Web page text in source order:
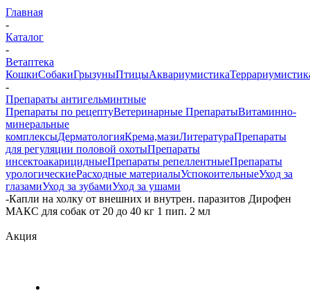
Главная
-
Каталог
-
Ветаптека
КошкиСобакиГрызуныПтицыАквариумистика
-
Препараты антигельминтные
Препараты по рецептуВетеринарные ПрепаратыВитаминно-
минеральные
комплексыДерматологияКрема,мазиЛитератураПрепараты
для регуляции половой охотыПрепараты
инсектоакарицидныеПрепараты репеллентныеПрепараты
урологическиеРасходные материалыУспокоительныеУход за
глазамиУход за зубамиУход за ушами
-Капли на холку от внешних и внутрен. паразитов Дирофен
МАКС для собак от 20 до 40 кг 1 пип. 2 мл
Акция